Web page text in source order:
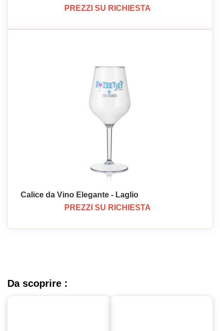
PREZZI SU RICHIESTA
Calice da Vino Elegante - Laglio
PREZZI SU RICHIESTA
Da scoprire :